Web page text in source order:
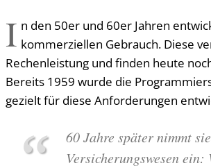
I n den 50er und 60er Jahren
kommerziellen Gebrauch. Diese
Rechenleistung und finden heute
Bereits 1959 wurde die
gezielt für diese Anforderungen
60 Jahre später nimmt
Versicherungswesen